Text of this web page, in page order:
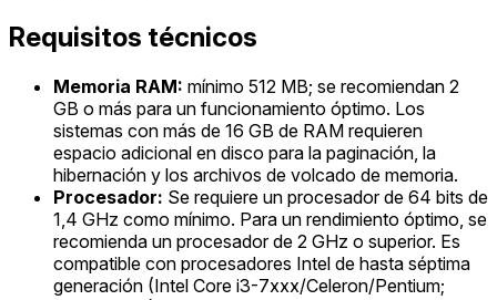
Requisitos técnicos
Memoria RAM: mínimo 512 MB; se recomiendan 2
GB o más para un funcionamiento óptimo. Los
sistemas con más de 16 GB de RAM requieren
espacio adicional en disco para la paginación, la
hibernación y los archivos de volcado de memoria.
Procesador: Se requiere un procesador de 64 bits de
1,4 GHz como mínimo. Para un rendimiento óptimo, se
recomienda un procesador de 2 GHz o superior. Es
compatible con procesadores Intel de hasta séptima
generación (Intel Core i3-7xxx/Celeron/Pentium;